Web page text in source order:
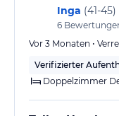
– besser geht es
Wellnessbereich
gepflegt und ideal
langen Tag in der
Inga (41-45)
6
Vor 3 Monaten •
Verifizierter
Doppelzimmer